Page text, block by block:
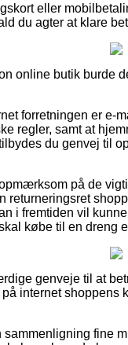
eller
du agter at klare
online butik burde
forretningen er
regler, samt at
du genvej til
på de
returneringsret
i fremtiden vil
købe til en dreng
genveje til at
internet
fine